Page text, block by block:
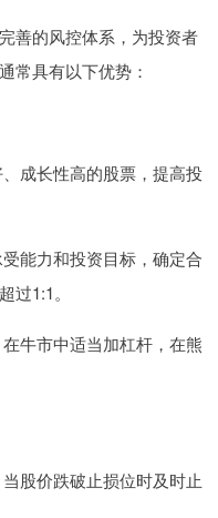
善的风控体系，为投资者
常具有以下优势：
成长性高的股票，提高投
能力和投资目标，确定合
过1:1。
牛市中适当加杠杆，在熊
股价跌破止损位时及时止